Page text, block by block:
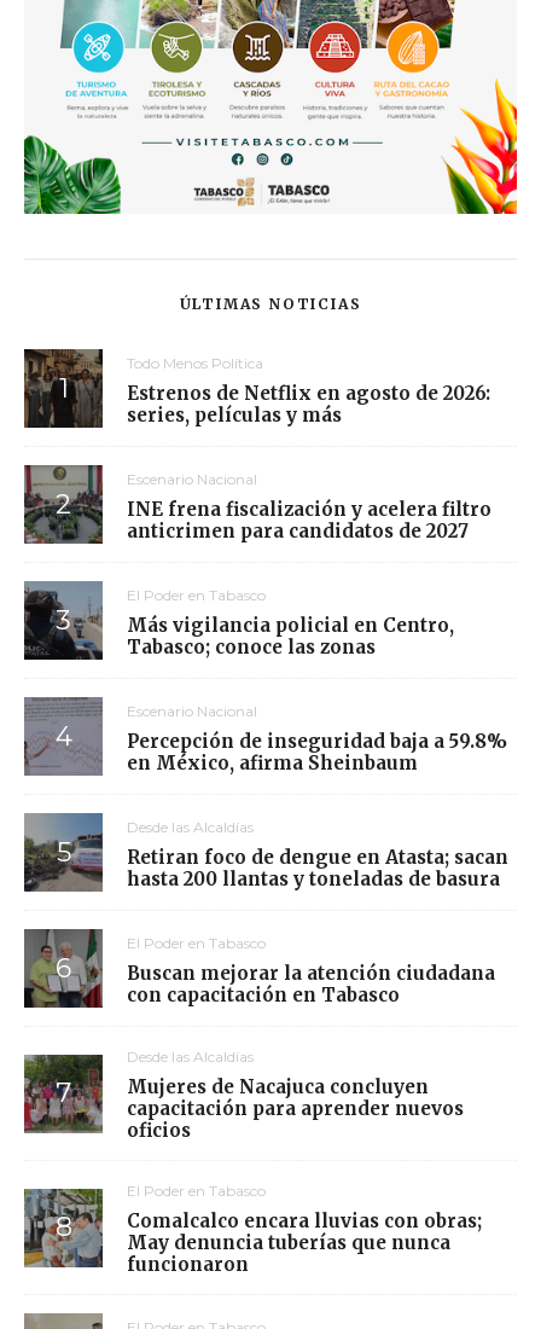
ÚLTIMAS NOTICIAS
Todo Menos Política
Estrenos de Netflix en agosto de 2026:
series, películas y más
Escenario Nacional
INE frena fiscalización y acelera filtro
anticrimen para candidatos de 2027
El Poder en Tabasco
Más vigilancia policial en Centro,
Tabasco; conoce las zonas
Escenario Nacional
Percepción de inseguridad baja a 59.8%
en México, afirma Sheinbaum
Desde las Alcaldías
Retiran foco de dengue en Atasta; sacan
hasta 200 llantas y toneladas de basura
El Poder en Tabasco
Buscan mejorar la atención ciudadana
con capacitación en Tabasco
Desde las Alcaldías
Mujeres de Nacajuca concluyen
capacitación para aprender nuevos
oficios
El Poder en Tabasco
Comalcalco encara lluvias con obras;
May denuncia tuberías que nunca
funcionaron